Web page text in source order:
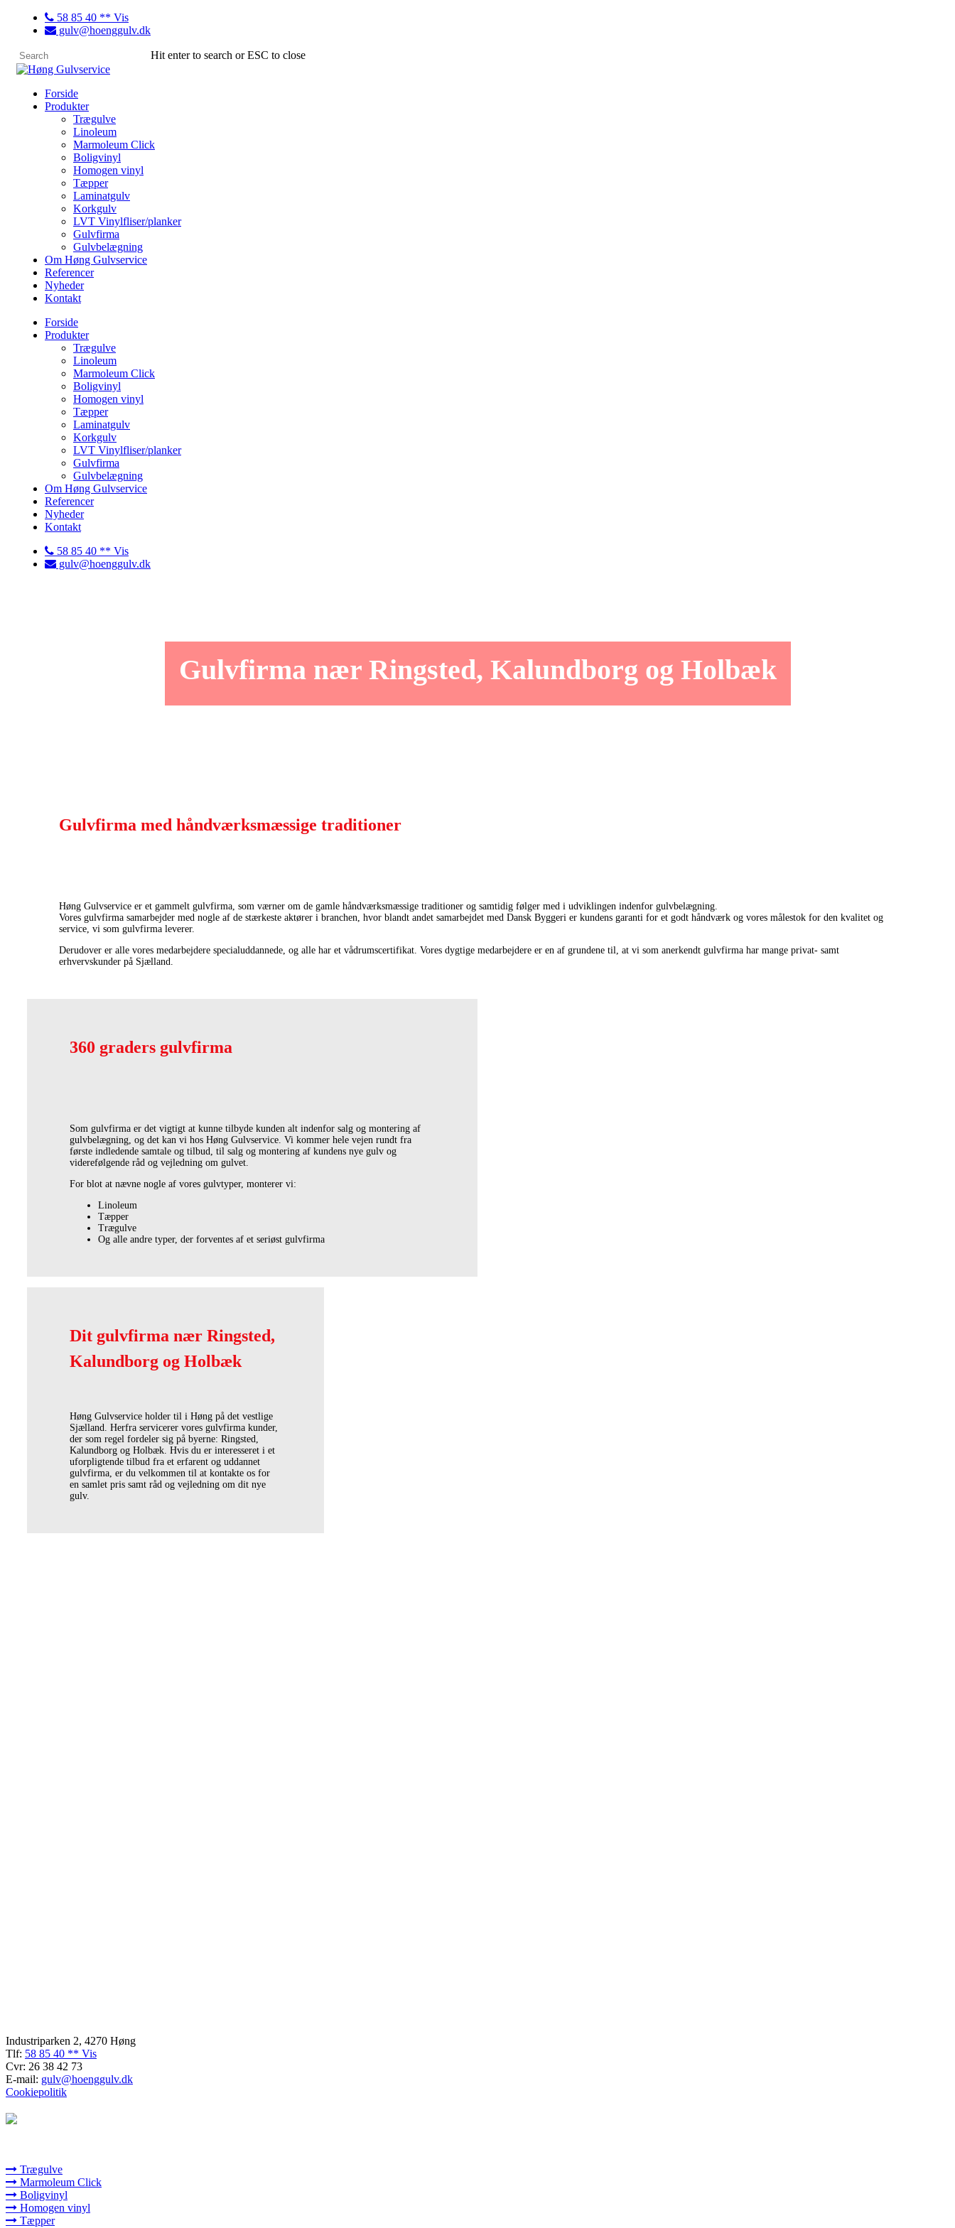
58 85 40 ** Vis
gulv@hoenggulv.dk
Hit enter to search or ESC to close
Forside
Produkter
Trægulve
Linoleum
Marmoleum Click
Boligvinyl
Homogen vinyl
Tæpper
Laminatgulv
Korkgulv
LVT Vinylfliser/planker
Gulvfirma
Gulvbelægning
Om Høng Gulvservice
Referencer
Nyheder
Kontakt
Forside
Produkter
Trægulve
Linoleum
Marmoleum Click
Boligvinyl
Homogen vinyl
Tæpper
Laminatgulv
Korkgulv
LVT Vinylfliser/planker
Gulvfirma
Gulvbelægning
Om Høng Gulvservice
Referencer
Nyheder
Kontakt
58 85 40 ** Vis
gulv@hoenggulv.dk
Gulvfirma nær Ringsted, Kalundborg og Holbæk
Gulvfirma med håndværksmæssige traditioner
Høng Gulvservice er et gammelt gulvfirma, som værner om de gamle håndværksmæssige traditioner og samtidig følger med i udviklingen indenfor gulvbelægning.
Vores gulvfirma samarbejder med nogle af de stærkeste aktører i branchen, hvor blandt andet samarbejdet med Dansk Byggeri er kundens garanti for et godt håndværk og vores målestok for den kvalitet og
service, vi som gulvfirma leverer.
Derudover er alle vores medarbejdere specialuddannede, og alle har et vådrumscertifikat. Vores dygtige medarbejdere er en af grundene til, at vi som anerkendt gulvfirma har mange privat- samt
erhvervskunder på Sjælland.
360 graders gulvfirma
Som gulvfirma er det vigtigt at kunne tilbyde kunden alt indenfor salg og montering af
gulvbelægning, og det kan vi hos Høng Gulvservice. Vi kommer hele vejen rundt fra
første indledende samtale og tilbud, til salg og montering af kundens nye gulv og
viderefølgende råd og vejledning om gulvet.
For blot at nævne nogle af vores gulvtyper, monterer vi:
Linoleum
Tæpper
Trægulve
Og alle andre typer, der forventes af et seriøst gulvfirma
Dit gulvfirma nær Ringsted,
Kalundborg og Holbæk
Høng Gulvservice holder til i Høng på det vestlige
Sjælland. Herfra servicerer vores gulvfirma kunder,
der som regel fordeler sig på byerne: Ringsted,
Kalundborg og Holbæk. Hvis du er interesseret i et
uforpligtende tilbud fra et erfarent og uddannet
gulvfirma, er du velkommen til at kontakte os for
en samlet pris samt råd og vejledning om dit nye
gulv.
Industriparken 2, 4270 Høng
Tlf: 58 85 40 ** Vis
Cvr: 26 38 42 73
E-mail: gulv@hoenggulv.dk
Cookiepolitik
Trægulve
Marmoleum Click
Boligvinyl
Homogen vinyl
Tæpper